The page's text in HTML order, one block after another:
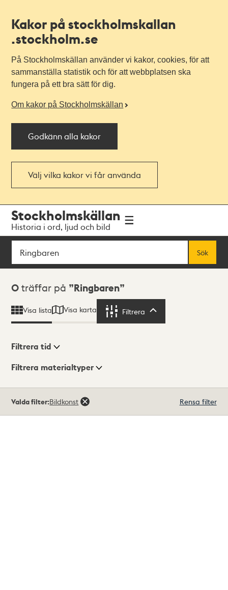
Kakor på stockholmskallan
.stockholm.se
På Stockholmskällan använder vi kakor, cookies, för att
sammanställa statistik och för att webbplatsen ska
fungera på ett bra sätt för dig.
Om kakor på Stockholmskällan
Godkänn alla kakor
Välj vilka kakor vi får använda
navigationen
huvudinnehållet
Stockholmskällan
Historia i ord, ljud och bild
Sök
Sök
Sökresultat
0 träffar på Ringbaren
Visa lista Visa karta Filtrera
Visningsläge
Filtrera tid
Filtrera materialtyper
träffar
Valda filter:Bildkonst Rensa filter